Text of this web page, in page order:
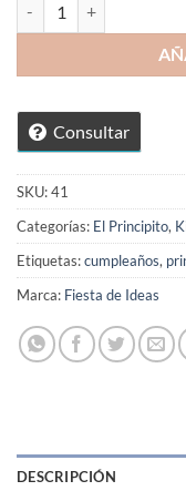
24,99
Consultar
SKU:41
Categorías: El Principito,
Etiquetas:cumpleaños,
Marca: Fiesta de Ideas
DESCRIPCIÓN